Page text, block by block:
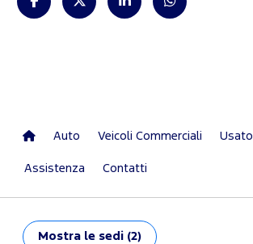
Auto Veicoli Commerciali Usato
Assistenza Contatti
Mostra le sedi (2)